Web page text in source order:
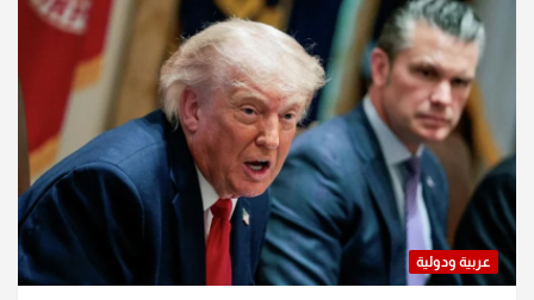
عربية ودولية